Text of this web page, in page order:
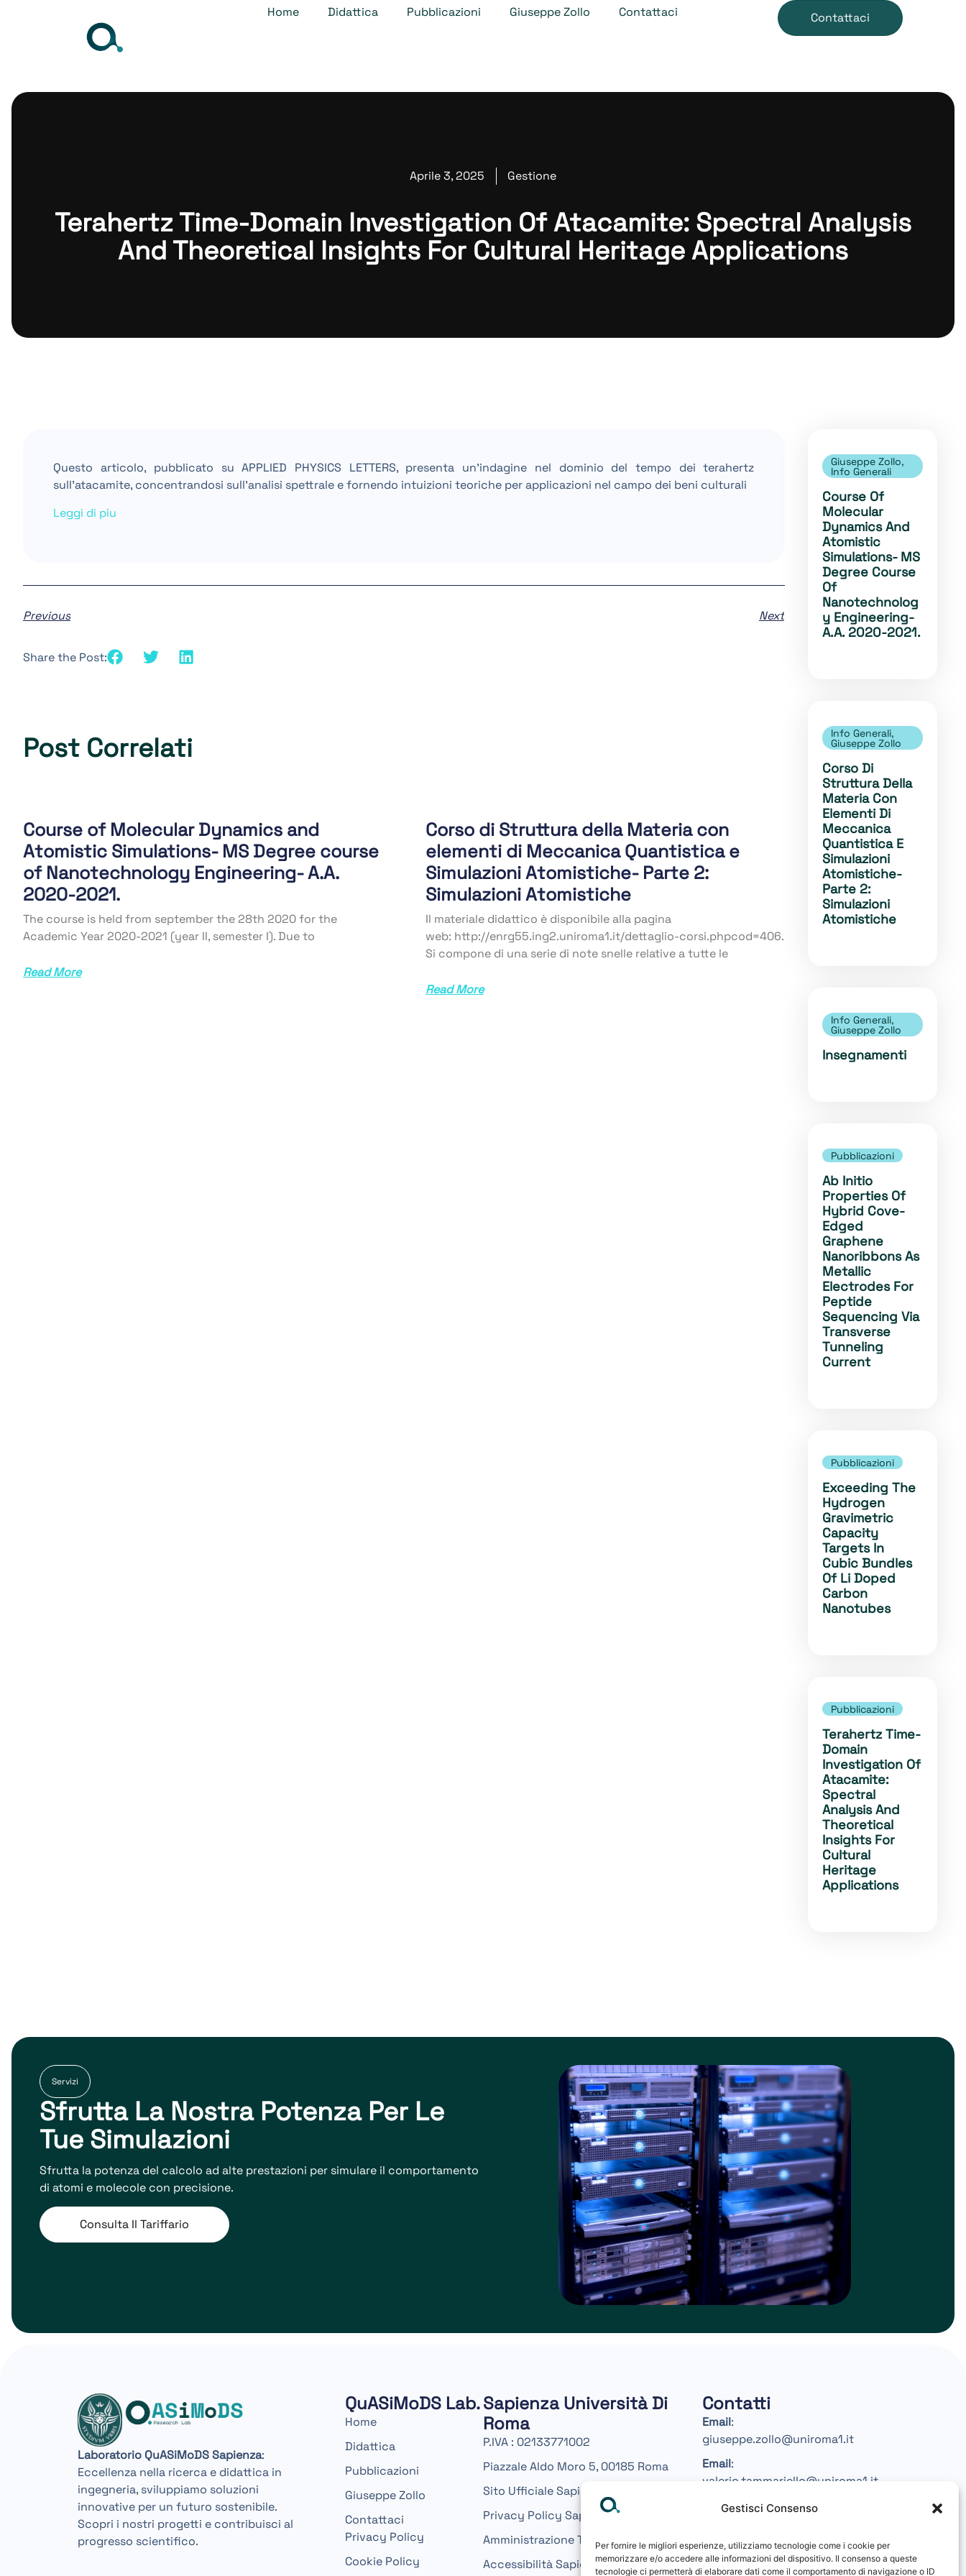
Gestisci Consenso
Per fornire le migliori esperienze, utilizziamo tecnologie come i cookie per
memorizzare e/o accedere alle informazioni del dispositivo. Il consenso a queste
tecnologie ci permetterà di elaborare dati come il comportamento di navigazione o ID
Home Didattica Pubblicazioni Giuseppe Zollo Contattaci Contattaci
Aprile 3, 2025 Gestione
Terahertz Time-Domain Investigation Of Atacamite: Spectral Analysis
And Theoretical Insights For Cultural Heritage Applications
Questo articolo, pubblicato su APPLIED PHYSICS LETTERS, presenta un’indagine nel dominio del tempo dei terahertz
sull’atacamite, concentrandosi sull’analisi spettrale e fornendo intuizioni teoriche per applicazioni nel campo dei beni culturali
Leggi di piu
Previous Next
Share the Post:
Post Correlati
Course of Molecular Dynamics and
Atomistic Simulations- MS Degree course
of Nanotechnology Engineering- A.A.
2020-2021.
The course is held from september the 28th 2020 for the
Academic Year 2020-2021 (year II, semester I). Due to
Read More
Corso di Struttura della Materia con
elementi di Meccanica Quantistica e
Simulazioni Atomistiche- Parte 2:
Simulazioni Atomistiche
Il materiale didattico è disponibile alla pagina
web: http://enrg55.ing2.uniroma1.it/dettaglio-corsi.phpcod=406.
Si compone di una serie di note snelle relative a tutte le
Read More
Giuseppe Zollo,
Info Generali
Course Of
Molecular
Dynamics And
Atomistic
Simulations- MS
Degree Course
Of
Nanotechnolog
Y Engineering-
A.A. 2020-2021.
Info Generali,
Giuseppe Zollo
Corso Di
Struttura Della
Materia Con
Elementi Di
Meccanica
Quantistica E
Simulazioni
Atomistiche-
Parte 2:
Simulazioni
Atomistiche
Info Generali,
Giuseppe Zollo
Insegnamenti
Pubblicazioni
Ab Initio
Properties Of
Hybrid Cove-
Edged
Graphene
Nanoribbons As
Metallic
Electrodes For
Peptide
Sequencing Via
Transverse
Tunneling
Current
Pubblicazioni
Exceeding The
Hydrogen
Gravimetric
Capacity
Targets In
Cubic Bundles
Of Li Doped
Carbon
Nanotubes
Pubblicazioni
Terahertz Time-
Domain
Investigation Of
Atacamite:
Spectral
Analysis And
Theoretical
Insights For
Cultural
Heritage
Applications
Servizi
Sfrutta La Nostra Potenza Per Le
Tue Simulazioni
Sfrutta la potenza del calcolo ad alte prestazioni per simulare il comportamento
di atomi e molecole con precisione.
Consulta Il Tariffario
Laboratorio QuASiMoDS Sapienza:
Eccellenza nella ricerca e didattica in
ingegneria, sviluppiamo soluzioni
innovative per un futuro sostenibile.
Scopri i nostri progetti e contribuisci al
progresso scientifico.
QuASiMoDS Lab.
Home
Didattica
Pubblicazioni
Giuseppe Zollo
Contattaci
Privacy Policy
Cookie Policy
Sapienza Università Di
Roma
P.IVA : 02133771002
Piazzale Aldo Moro 5, 00185 Roma
Sito Ufficiale Sapienza
Privacy Policy Sapienza
Amministrazione Trasparente
Accessibilità Sapienza
Contatti
Email:
giuseppe.zollo@uniroma1.it
Email:
valerio.tammariello@uniroma1.it